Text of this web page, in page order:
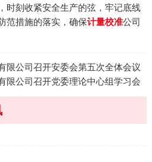
时刻收紧安全生产的弦，牢记底线
范措施的落实，确保计量校准公司
限公司召开安委会第五次全体会议
限公司召开党委理论中心组学习会